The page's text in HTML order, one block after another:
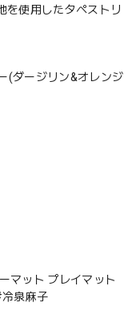
を使用したタペストリ
(ダージリン&オレンジ
マット プレイマット
泉麻子